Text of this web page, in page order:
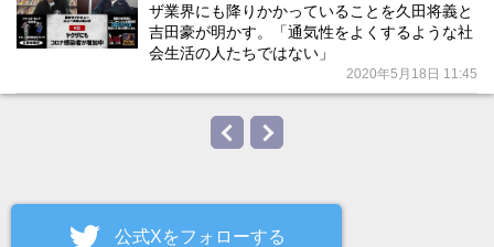
マンガ
ザ業界にも降りかかっていることを久田将義と
吉田豪が明かす。「通気性をよくするような社
会生活の人たちではない」
2020年5月18日 11:45
公式Xをフォローする